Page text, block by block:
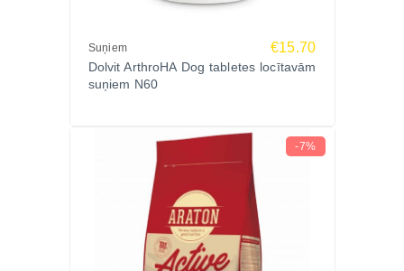
Suņiem €15.70
Dolvit ArthroHA Dog tabletes locītavām
suņiem N60
-7%